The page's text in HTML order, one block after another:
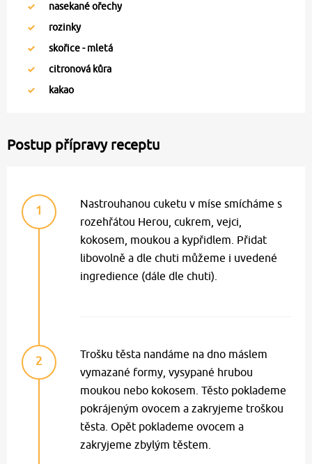
nasekané ořechy
rozinky
skořice - mletá
citronová kůra
kakao
Postup přípravy receptu
1
Nastrouhanou cuketu v míse smícháme s
rozehřátou Herou, cukrem, vejci,
kokosem, moukou a kypřidlem. Přidat
libovolně a dle chuti můžeme i uvedené
ingredience (dále dle chuti).
2
Trošku těsta nandáme na dno máslem
vymazané formy, vysypané hrubou
moukou nebo kokosem. Těsto poklademe
pokrájeným ovocem a zakryjeme troškou
těsta. Opět poklademe ovocem a
zakryjeme zbylým těstem.